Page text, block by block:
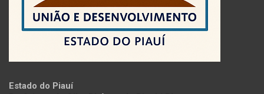
Estado do Piauí